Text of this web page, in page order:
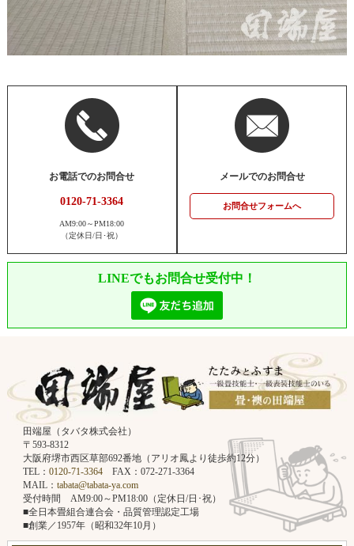
お電話でのお問合せ
0120-71-3364
AM9:00～PM18:00
（定休日/日･祝）
メールでのお問合せ
お問合せフォームへ
LINEでもお問合せ受付中！
田端屋（タバタ株式会社）
〒593-8312
大阪府堺市西区草部692番地（アリオ鳳より徒歩約12分）
TEL： 0120-71-3364FAX：072-271-3364
MAIL： tabata@tabata-ya.com
受付時間 AM9:00～PM18:00（定休日/日･祝）
■全日本畳組合連合会・品質管理認定工場
■創業／1957年（昭和32年10月）